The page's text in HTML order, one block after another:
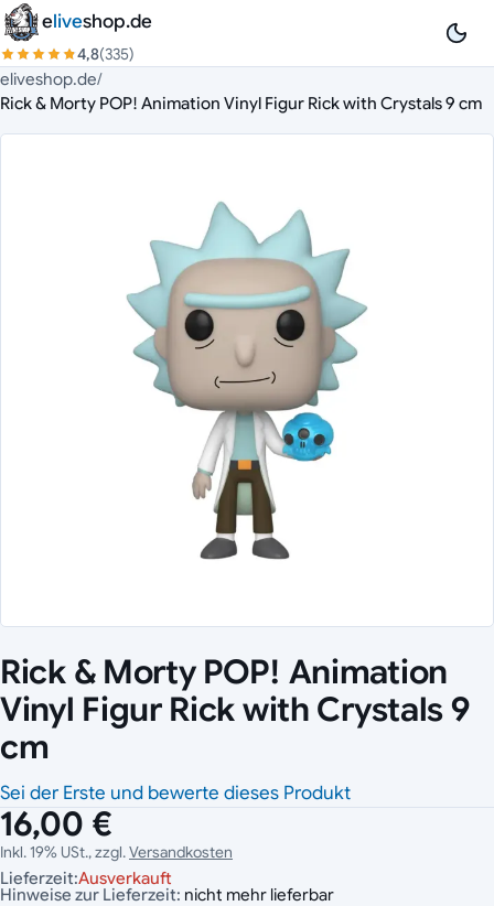
Zum Inhalt springen
eliveshop.de
4,8(335)
eliveshop.de/
Rick & Morty POP! Animation Vinyl Figur Rick with Crystals 9 cm
Rick & Morty POP! Animation
Vinyl Figur Rick with Crystals 9
cm
Sei der Erste und bewerte dieses Produkt
16,00 €
Inkl. 19% USt., zzgl.Versandkosten
Lieferzeit:Ausverkauft
Hinweise zur Lieferzeit: nicht mehr lieferbar